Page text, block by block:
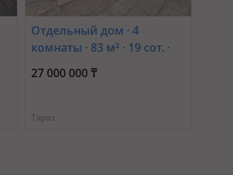
Отдельный дом · 4
комнаты · 83 м² · 19 сот. ·
Мырзакулова 6 —
Автовокзал
27 000 000 ₸
Тараз